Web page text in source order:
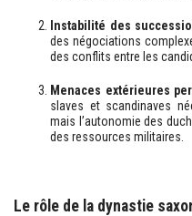
Instabilité des
des négociations
des conflits entre les
Menaces extérieures
slaves et scandinaves
mais l’autonomie des
des ressources militaires.
Le rôle de la dynastie